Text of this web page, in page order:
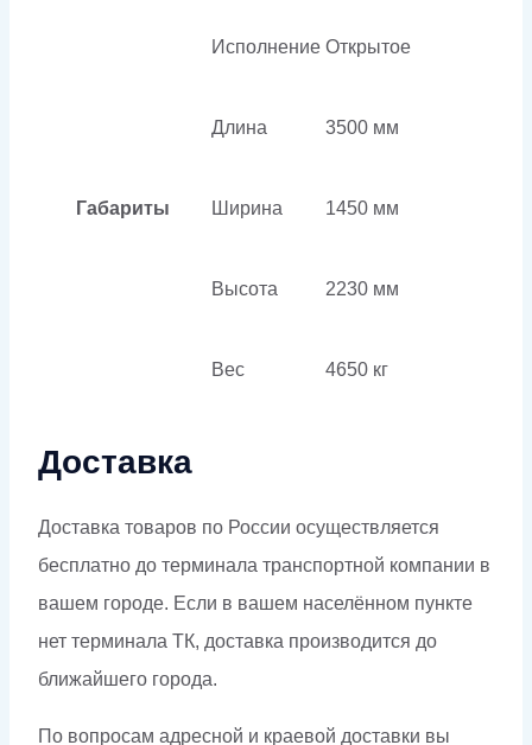
Габариты
Исполнение Открытое
Длина 3500 мм
Ширина 1450 мм
Высота 2230 мм
Вес 4650 кг
Доставка
Доставка товаров по России осуществляется
бесплатно до терминала транспортной компании в
вашем городе. Если в вашем населённом пункте
нет терминала ТК, доставка производится до
ближайшего города.
По вопросам адресной и краевой доставки вы